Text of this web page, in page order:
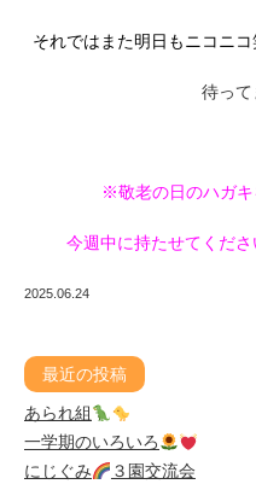
それではまた明日もニコニ
待って
※敬老の日のハガ
今週中に持たせてくだ
2025.06.24
最近の投稿
あられ組
一学期のいろいろ
にじぐみ
３園交流会